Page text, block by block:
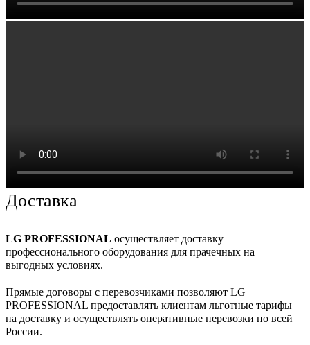
Доставка
LG PROFESSIONAL осуществляет доставку
профессионального оборудования для прачечных на
выгодных условиях.
Прямые договоры с перевозчиками позволяют LG
PROFESSIONAL предоставлять клиентам льготные тарифы
на доставку и осуществлять оперативные перевозки по всей
России.